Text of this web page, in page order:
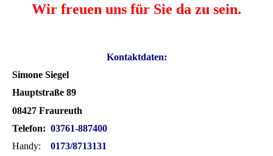
Wir freuen uns für Sie da zu sein.
Kontaktdaten:
Simone Siegel
Hauptstraße 89
08427 Fraureuth
Telefon: 03761-887400
Handy:
0173/8713131